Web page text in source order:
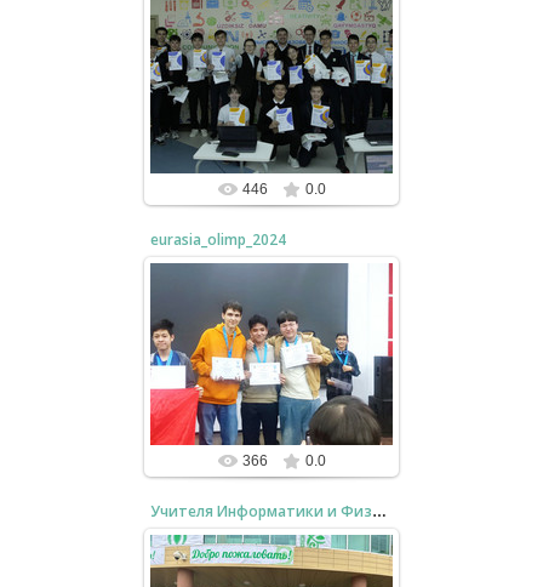
22.12.2024
Первый выпуск в НИШ Костанай
bzfar77
446 0.0
eurasia_olimp_2024
15.12.2024
Серебряные призёры Евразийской
олимпиады по спортивному
программированию 2024
bzfar77
366 0.0
Учителя Информатики и Физики